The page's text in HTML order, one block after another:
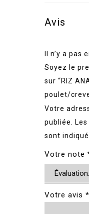
Avis
Il n’y a pas
Soyez le
sur “RIZ
poulet/
Votre
publiée.
sont
Votre note
Votre avis *